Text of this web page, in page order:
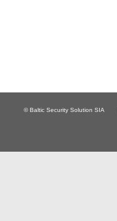
© Baltic Security Solution SIA